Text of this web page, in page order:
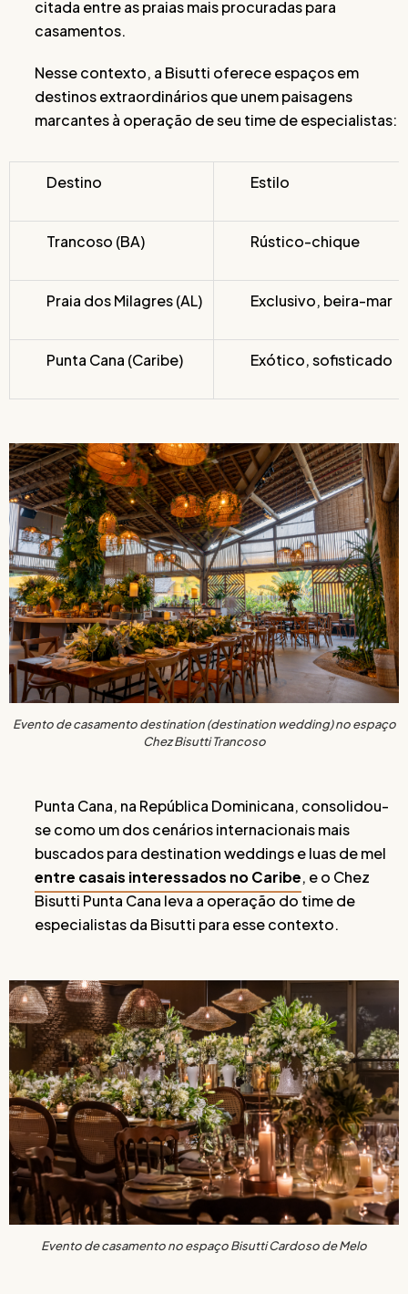
citada entre as praias mais procuradas para
casamentos.
Nesse contexto, a Bisutti oferece espaços em
destinos extraordinários que unem paisagens
marcantes à operação de seu time de especialistas:
Destino Estilo
Trancoso (BA) Rústico-chique
Praia dos Milagres (AL) Exclusivo, beira-mar
Punta Cana (Caribe) Exótico, sofisticado
Evento de casamento destination (destination wedding) no espaço
Chez Bisutti Trancoso
Punta Cana, na República Dominicana, consolidou-
se como um dos cenários internacionais mais
buscados para destination weddings e luas de mel
entre casais interessados no Caribe, e o Chez
Bisutti Punta Cana leva a operação do time de
especialistas da Bisutti para esse contexto.
Evento de casamento no espaço Bisutti Cardoso de Melo